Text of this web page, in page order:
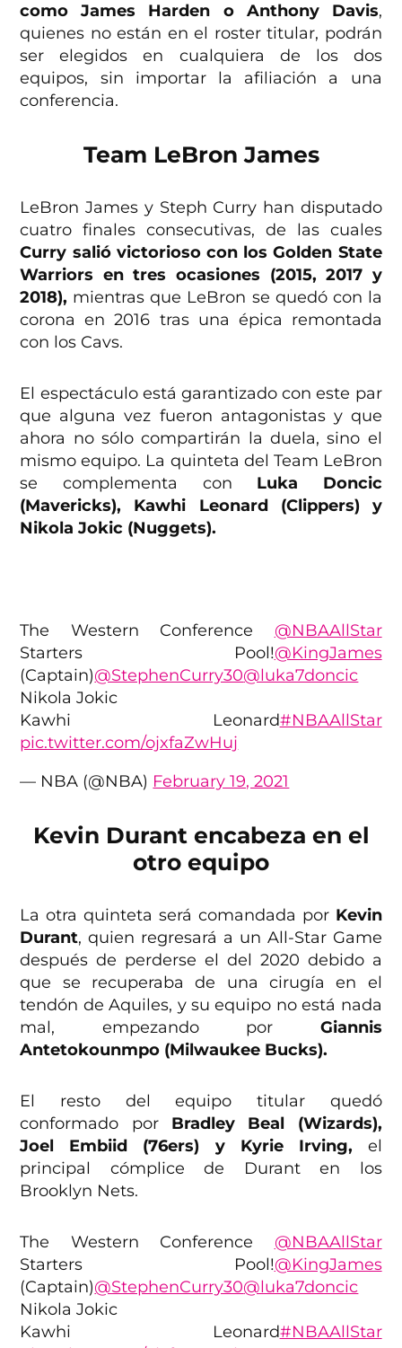
como James Harden o Anthony Davis,
quienes no están en el roster titular, podrán
ser elegidos en cualquiera de los dos
equipos, sin importar la afiliación a una
conferencia.
Team LeBron James
LeBron James y Steph Curry han disputado
cuatro finales consecutivas, de las cuales
Curry salió victorioso con los Golden State
Warriors en tres ocasiones (2015, 2017 y
2018), mientras que LeBron se quedó con la
corona en 2016 tras una épica remontada
con los Cavs.
El espectáculo está garantizado con este par
que alguna vez fueron antagonistas y que
ahora no sólo compartirán la duela, sino el
mismo equipo. La quinteta del Team LeBron
se complementa con Luka Doncic
(Mavericks), Kawhi Leonard (Clippers) y
Nikola Jokic (Nuggets).
The Western Conference @NBAAllStar
Starters Pool!@KingJames
(Captain)@StephenCurry30@luka7doncic
Nikola Jokic
Kawhi Leonard#NBAAllStar
pic.twitter.com/ojxfaZwHuj
— NBA (@NBA) February 19, 2021
Kevin Durant encabeza en el
otro equipo
La otra quinteta será comandada por Kevin
Durant, quien regresará a un All-Star Game
después de perderse el del 2020 debido a
que se recuperaba de una cirugía en el
tendón de Aquiles, y su equipo no está nada
mal, empezando por Giannis
Antetokounmpo (Milwaukee Bucks).
El resto del equipo titular quedó
conformado por Bradley Beal (Wizards),
Joel Embiid (76ers) y Kyrie Irving, el
principal cómplice de Durant en los
Brooklyn Nets.
The Western Conference @NBAAllStar
Starters Pool!@KingJames
(Captain)@StephenCurry30@luka7doncic
Nikola Jokic
Kawhi Leonard#NBAAllStar